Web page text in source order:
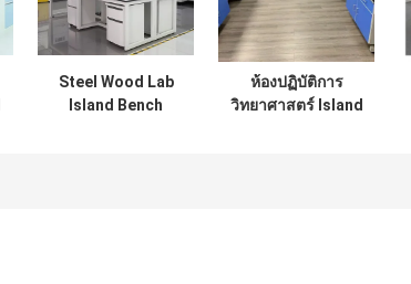
Steel Wood Lab
Island Bench
ห้องปฏิบัติการ
วิทยาศาสตร์ Island